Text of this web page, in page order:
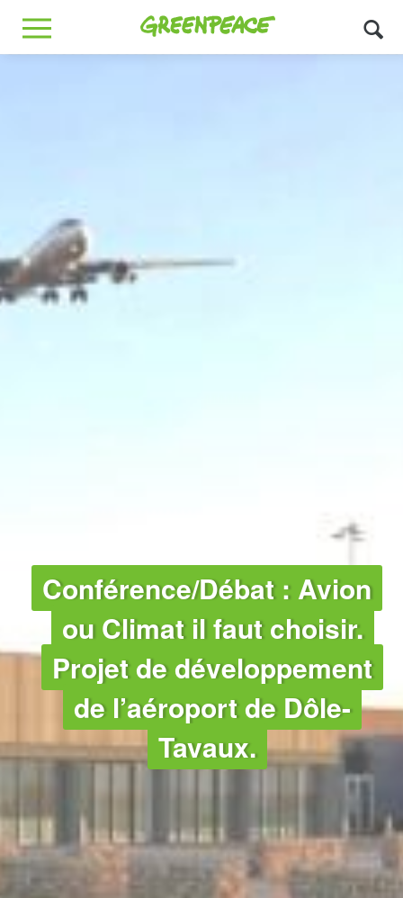
Greenpeace
MENU
Conférence/Débat : Avion
ou Climat il faut choisir.
Projet de développement
de l’aéroport de Dôle-
Tavaux.